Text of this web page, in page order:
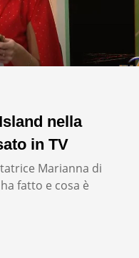
nella
in TV
Marianna di
fatto e cosa è